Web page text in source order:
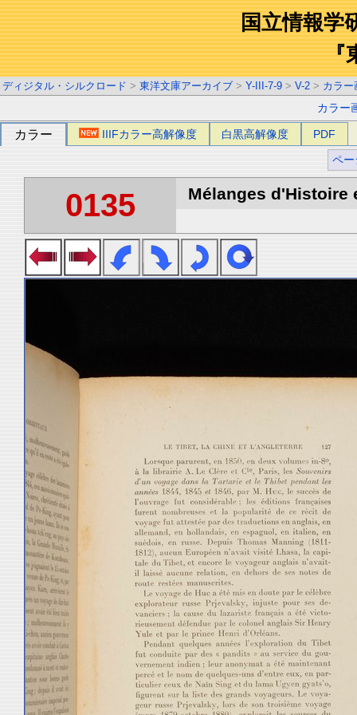
国立情報学
『
ディジタル・シルクロード > 東洋文庫アーカイブ > Y-III-7-9 > V-2 > カラー
カラー
カラー IIIFカラー高解像度 白黒高解像度 PDF
ペー
0135 Mélanges d'Histoire